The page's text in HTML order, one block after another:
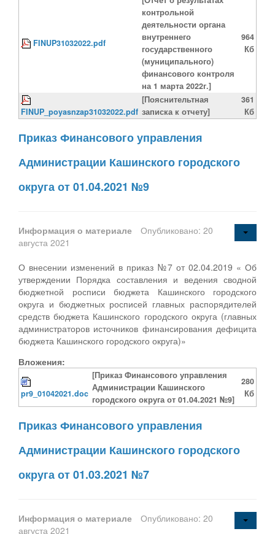
FINUP31032022.pdf
контрольной
деятельности органа
внутреннего
государственного
(муниципального)
финансового контроля
на 1 марта 2022г.]
964
Кб
FINUP_poyasnzap31032022.pdf
[Пояснительтная
записка к отчету]
361
Кб
Приказ Финансового управления
Администрации Кашинского городского
округа от 01.04.2021 №9
Информация о материале
Опубликовано: 20
августа 2021
О внесении изменений в приказ №7 от 02.04.2019 « Об
утверждении Порядка составления и ведения сводной
бюджетной росписи бюджета Кашинского городского
округа и бюджетных росписей главных распорядителей
средств бюджета Кашинского городского округа (главных
администраторов источников финансирования дефицита
бюджета Кашинского городского округа)»
Вложения:
pr9_01042021.doc
[Приказ Финансового управления
Администрации Кашинского
городского округа от 01.04.2021 №9]
280
Кб
Приказ Финансового управления
Администрации Кашинского городского
округа от 01.03.2021 №7
Информация о материале
Опубликовано: 20
августа 2021